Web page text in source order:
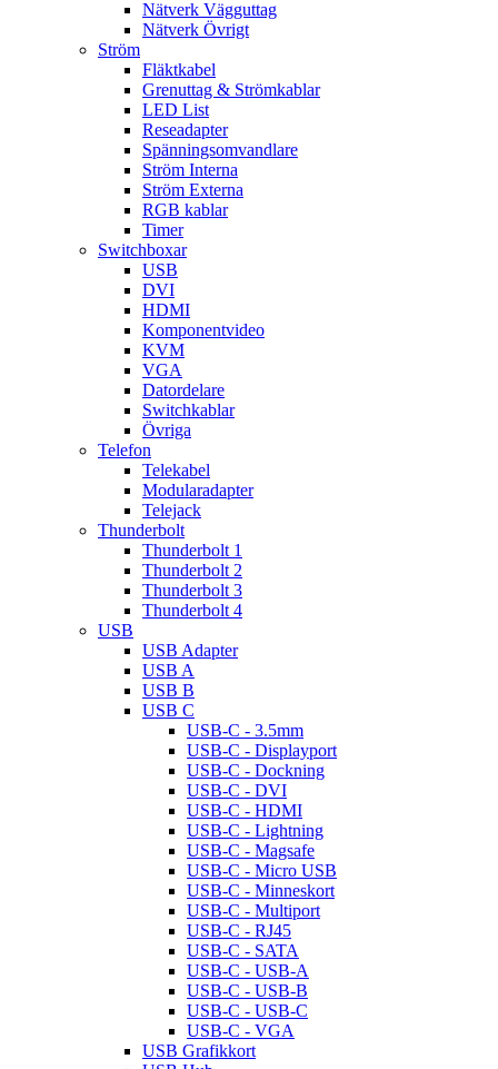
Nätverk Vägguttag
Nätverk Övrigt
Ström
Fläktkabel
Grenuttag & Strömkablar
LED List
Reseadapter
Spänningsomvandlare
Ström Interna
Ström Externa
RGB kablar
Timer
Switchboxar
USB
DVI
HDMI
Komponentvideo
KVM
VGA
Datordelare
Switchkablar
Övriga
Telefon
Telekabel
Modularadapter
Telejack
Thunderbolt
Thunderbolt 1
Thunderbolt 2
Thunderbolt 3
Thunderbolt 4
USB
USB Adapter
USB A
USB B
USB C
USB-C - 3.5mm
USB-C - Displayport
USB-C - Dockning
USB-C - DVI
USB-C - HDMI
USB-C - Lightning
USB-C - Magsafe
USB-C - Micro USB
USB-C - Minneskort
USB-C - Multiport
USB-C - RJ45
USB-C - SATA
USB-C - USB-A
USB-C - USB-B
USB-C - USB-C
USB-C - VGA
USB Grafikkort